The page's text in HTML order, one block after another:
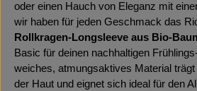
oder einen Hauch von Eleganz mit
wir haben für jeden Geschmack das
Rollkragen-Longsleeve aus Bio-
Basic für deinen nachhaltigen
weiches, atmungsaktives Material
der Haut und eignet sich ideal für den